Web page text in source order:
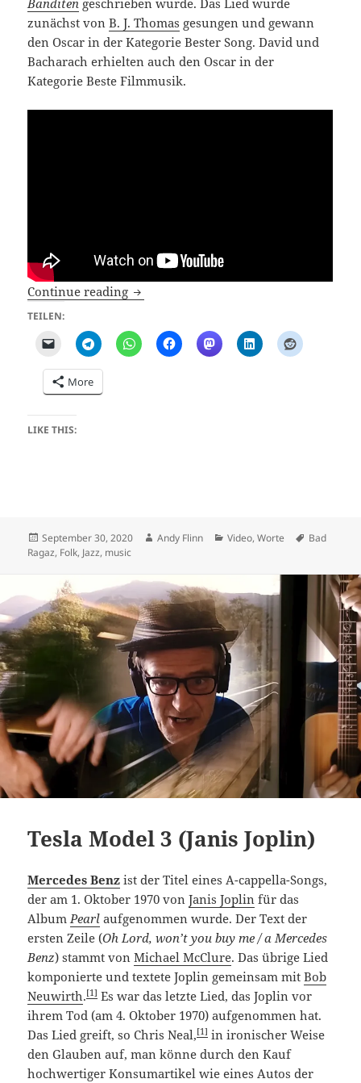
Banditen geschrieben wurde. Das Lied wurde
zunächst vonB. J. Thomas gesungen und gewann
den Oscar in der Kategorie Bester Song. David und
Bacharach erhielten auch den Oscar in der
Kategorie Beste Filmmusik.
Continue reading Rägatropfa Keien Uf Min Grind
TEILEN:
More
LIKE THIS:
Posted
on
September 30, 2020 Author
Andy Flinn Categories
Video,Worte Tags
Bad
Ragaz, Folk, Jazz, music
Tesla Model 3 (Janis Joplin)
Mercedes Benz ist der Titel eines A-cappella-Songs,
der am 1. Oktober 1970 vonJanis Joplin für das
AlbumPearl aufgenommen wurde. Der Text der
ersten Zeile (Oh Lord, won’t you buy me / a Mercedes
Benz) stammt vonMichael McClure. Das übrige Lied
komponierte und textete Joplin gemeinsam mitBob
Neuwirth.[1] Es war das letzte Lied, das Joplin vor
ihrem Tod (am 4. Oktober 1970) aufgenommen hat.
Das Lied greift, so Chris Neal,[1] in ironischer Weise
den Glauben auf, man könne durch den Kauf
hochwertiger Konsumartikel wie eines Autos der